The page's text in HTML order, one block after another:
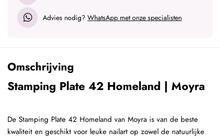
Advies nodig? WhatsApp met onze specialisten
Omschrijving
Stamping Plate 42 Homeland | Moyra
De Stamping Plate 42 Homeland van Moyra is van de beste
kwaliteit en geschikt voor leuke nailart op zowel de natuurlijke